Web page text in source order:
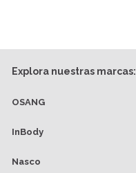
Explora nuestras marcas:
OSANG
InBody
Nasco